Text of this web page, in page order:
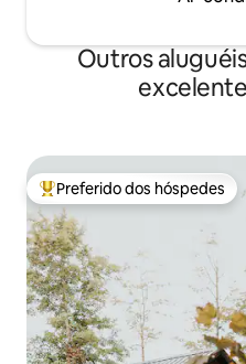
Outros
Entre os melhores
Preferido dos hóspedes